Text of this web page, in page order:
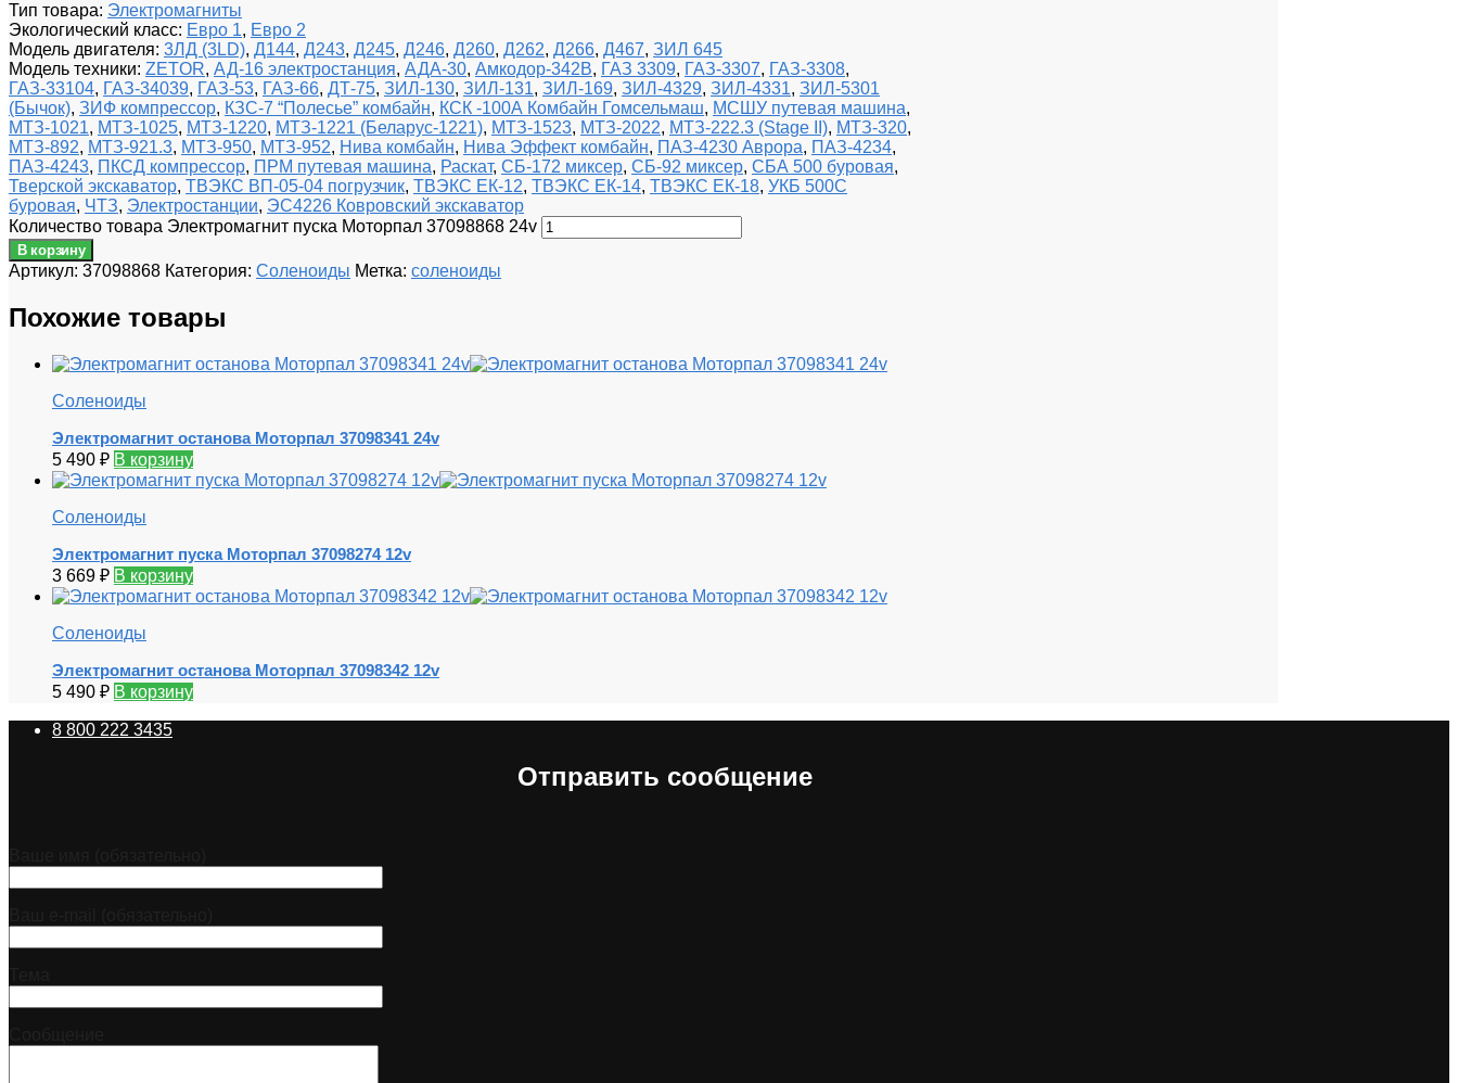
Тип товара: Электромагниты
Экологический класс: Евро 1, Евро 2
Модель двигателя: 3ЛД (3LD), Д144, Д243, Д245, Д246, Д260, Д262, Д266, Д467, ЗИЛ 645
Модель техники: ZETOR, АД-16 электростанция, АДА-30, Амкодор-342В, ГАЗ 3309, ГАЗ-3307, ГАЗ-3308,
ГАЗ-33104, ГАЗ-34039, ГАЗ-53, ГАЗ-66, ДТ-75, ЗИЛ-130, ЗИЛ-131, ЗИЛ-169, ЗИЛ-4329, ЗИЛ-4331, ЗИЛ-5301
(Бычок), ЗИФ компрессор, КЗС-7 “Полесье” комбайн, КСК -100А Комбайн Гомсельмаш, МСШУ путевая машина,
МТЗ-1021, МТЗ-1025, МТЗ-1220, МТЗ-1221 (Беларус-1221), МТЗ-1523, МТЗ-2022, МТЗ-222.3 (Stage II), МТЗ-320,
МТЗ-892, МТЗ-921.3, МТЗ-950, МТЗ-952, Нива комбайн, Нива Эффект комбайн, ПАЗ-4230 Аврора, ПАЗ-4234,
ПАЗ-4243, ПКСД компрессор, ПРМ путевая машина, Раскат, СБ-172 миксер, СБ-92 миксер, СБА 500 буровая,
Тверской экскаватор, ТВЭКС ВП-05-04 погрузчик, ТВЭКС ЕК-12, ТВЭКС ЕК-14, ТВЭКС ЕК-18, УКБ 500С
буровая, ЧТЗ, Электростанции, ЭС4226 Ковровский экскаватор
Количество товара Электромагнит пуска Моторпал 37098868 24v
В корзину
Артикул: 37098868 Категория: Соленоиды Метка: соленоиды
Похожие товары
Соленоиды
Электромагнит останова Моторпал 37098341 24v
5 490 ₽ В корзину
Соленоиды
Электромагнит пуска Моторпал 37098274 12v
3 669 ₽ В корзину
Соленоиды
Электромагнит останова Моторпал 37098342 12v
5 490 ₽ В корзину
8 800 222 3435
Отправить сообщение